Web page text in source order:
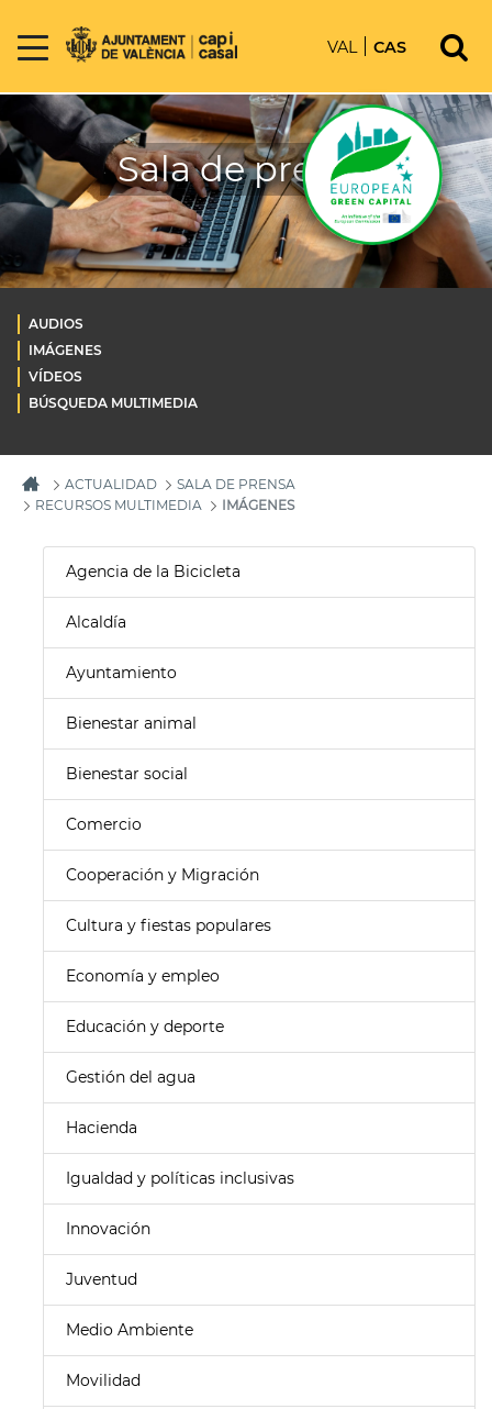
VAL CAS
Sala de prensa
AUDIOS
IMÁGENES
VÍDEOS
BÚSQUEDA MULTIMEDIA
ACTUALIDAD
SALA DE PRENSA
RECURSOS MULTIMEDIA
IMÁGENES
Agencia de la Bicicleta
Alcaldía
Ayuntamiento
Bienestar animal
Bienestar social
Comercio
Cooperación y Migración
Cultura y fiestas populares
Economía y empleo
Educación y deporte
Gestión del agua
Hacienda
Igualdad y políticas inclusivas
Innovación
Juventud
Medio Ambiente
Movilidad